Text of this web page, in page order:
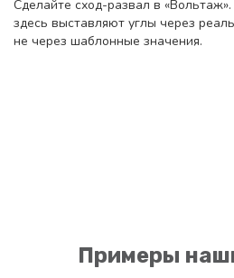
Сделайте сход-развал в
здесь выставляют углы через
не через шаблонные значения.
Примеры